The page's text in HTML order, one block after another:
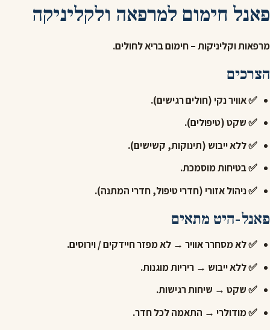
פאנל חימום למרפאה ולקליניקה
מרפאות וקליניקות – חימום בריא לחולים.
הצרכים
✅ אוויר נקי (חולים רגישים).
✅ שקט (טיפולים).
✅ ללא ייבוש (תינוקות, קשישים).
✅ בטיחות מוסמכת.
✅ ניהול אזורי (חדרי טיפול, חדרי המתנה).
פאנל-היט מתאים
✅ לא מסחרר אוויר → לא מפזר חיידקים / וירוסים.
✅ ללא ייבוש → ריריות מוגנות.
✅ שקט → שיחות רגישות.
✅ מודולרי → התאמה לכל חדר.